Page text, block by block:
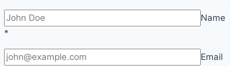
Name
*
Email